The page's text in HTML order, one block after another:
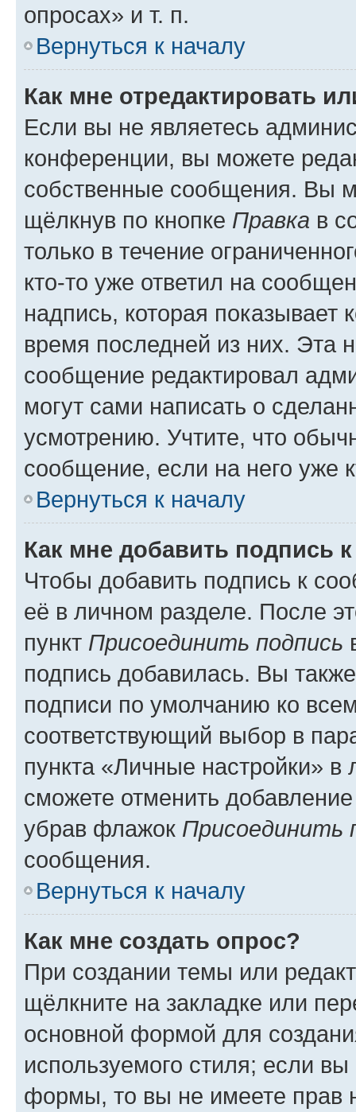
опросах» и т. п.
Вернуться к началу
Как мне отредактировать
Если вы не являетесь
конференции, вы можете
собственные сообщения. Вы
щёлкнув по кнопке Правка в
только в течение
кто-то уже ответил на
надпись, которая показывает
время последней из них. Эта
сообщение редактировал
могут сами написать о
усмотрению. Учтите, что
сообщение, если на него уже
Вернуться к началу
Как мне добавить подпись
Чтобы добавить подпись к
её в личном разделе. После
пункт Присоединить подпись
подпись добавилась. Вы
подписи по умолчанию ко
соответствующий выбор в
пункта «Личные настройки»
сможете отменить
убрав флажок Присоединить
сообщения.
Вернуться к началу
Как мне создать опрос?
При создании темы или
щёлкните на закладке или
основной формой для
используемого стиля; если
формы, то вы не имеете прав